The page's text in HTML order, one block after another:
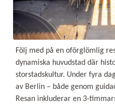
Följ med på en oförglömlig
dynamiska huvudstad där
storstadskultur. Under fyra
av Berlin – både genom
Resan inkluderar en 3-